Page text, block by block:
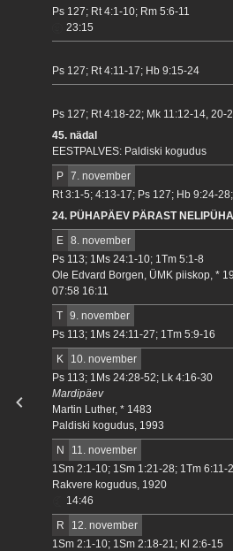
Ps 127; Rt 4:1-10; Rm 5:6-11
23:15
Ps 127; Rt 4:11-17; Hb 9:15-24
Ps 127; Rt 4:18-22; Mk 11:12-14, 20-
45. nädal
EESTPALVES: Paldiski kogudus
P 7. november
Rt 3:1-5; 4:13-17; Ps 127; Hb 9:24-
24. PÜHAPÄEV PÄRAST NELIPÜHA
E 8. november
Ps 113; 1Ms 24:1-10; 1Tm 5:1-8
Ole Edvard Borgen, ÜMK piiskop, *
07:58 16:11
T 9. november
Ps 113; 1Ms 24:11-27; 1Tm 5:9-16
K
10. november
Ps 113; 1Ms 24:28-52; Lk 4:16-30
Mardipäev
Martin Luther, * 1483
Paldiski kogudus, 1993
N
11. november
1Sm 2:1-10; 1Sm 1:21-28; 1Tm 6:11-
Rakvere kogudus, 1920
14:46
R
12. november
1Sm 2:1-10; 1Sm 2:18-21; Kl 2:6-15